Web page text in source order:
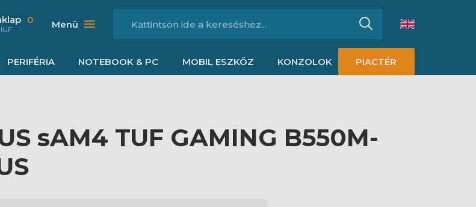
0 Menü
PERIFÉRIA NOTEBOOK & PC MOBIL ESZKÖZ KONZOLOK PIACTÉR
sAM4 TUF GAMING B550M-